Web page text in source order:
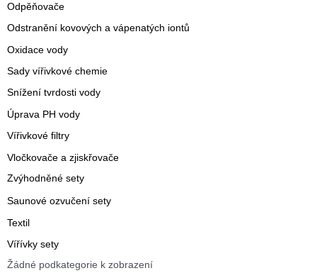
Odpěňovače
Odstranění kovových a vápenatých iontů
Oxidace vody
Sady vířivkové chemie
Snížení tvrdosti vody
Úprava PH vody
Vířivkové filtry
Vločkovače a zjiskřovače
Zvýhodněné sety
Saunové ozvučení sety
Textil
Vířívky sety
Žádné podkategorie k zobrazení